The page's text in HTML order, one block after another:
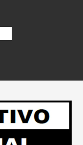
ATTITUDE de